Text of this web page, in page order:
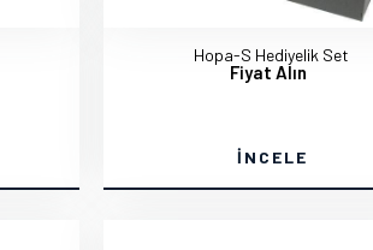
Hopa-S Hediyelik Set
Fiyat Alın
İNCELE